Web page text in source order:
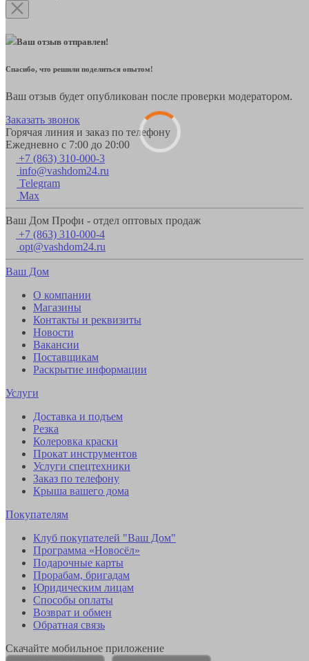
Ваш отзыв отправлен!
Спасибо, что решили поделиться опытом!
Ваш отзыв будет опубликован после проверки модератором.
Заказать звонок
Горячая линия и заказ по телефону
Ежедневно с 7:00 до 20:00
+7 (863) 310-000-3
info@vashdom24.ru
Telegram
Max
Ваш Дом Профи - отдел оптовых продаж
+7 (863) 310-000-4
opt@vashdom24.ru
Ваш Дом
О компании
Магазины
Контакты и реквизиты
Новости
Вакансии
Поставщикам
Раскрытие информации
Услуги
Доставка и подъем
Резка
Колеровка краски
Прокат инструментов
Услуги спецтехники
Заказ по телефону
Крыша вашего дома
Покупателям
Клуб покупателей "Ваш Дом"
Программа «Новосёл»
Подарочные карты
Прорабам, бригадам
Юридическим лицам
Способы оплаты
Возврат и обмен
Обратная связь
Скачайте мобильное приложение